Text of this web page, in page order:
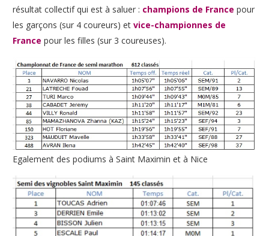
résultat collectif qui est à saluer : champions de France pour
les garçons (sur 4 coureurs) et vice-championnes de
France pour les filles (sur 3 coureuses).
Egalement des podiums à Saint Maximin et à Nice